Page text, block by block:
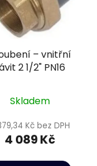
– vnitřní
2 1/2" PN16
Skladem
Kč bez DPH
4 089 Kč